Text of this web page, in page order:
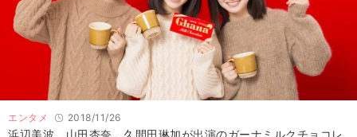
エンタメ 2018/11/26